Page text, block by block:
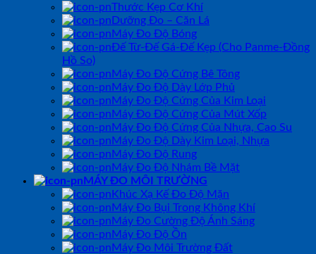
Thước Kẹp Cơ Khí
Dưỡng Đo – Căn Lá
Máy Đo Độ Bóng
Đế Từ-Đế Gá-Đế Kẹp (Cho Panme-Đồng
Hồ So)
Máy Đo Độ Cứng Bê Tông
Máy Đo Độ Dày Lớp Phủ
Máy Đo Độ Cứng Của Kim Loại
Máy Đo Độ Cứng Của Mút Xốp
Máy Đo Độ Cứng Của Nhựa, Cao Su
Máy Đo Độ Dày Kim Loại, Nhựa
Máy Đo Độ Rung
Máy Đo Độ Nhám Bề Mặt
MÁY ĐO MÔI TRƯỜNG
Khúc Xạ Kế Đo Độ Mặn
Máy Đo Bụi Trong Không Khí
Máy Đo Cường Độ Ánh Sáng
Máy Đo Độ Ồn
Máy Đo Môi Trường Đất